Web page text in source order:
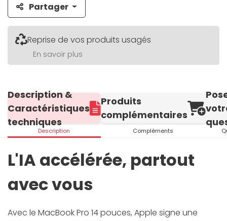
Partager
Reprise de vos produits usagés
En savoir plus
Description &
Caractéristiques
techniques
Description
Produits
complémentaires
Compléments
L'IA accélérée, partout
avec vous
Avec le MacBook Pro 14 pouces, Apple signe une